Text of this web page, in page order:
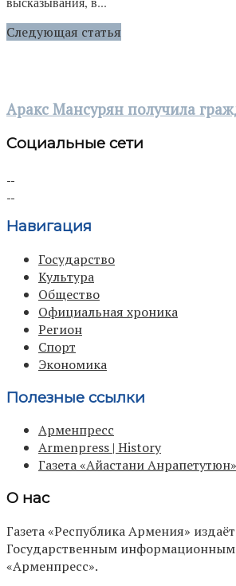
Следующая статья
Аракс Мансурян получила
Социальные сети
Навигация
Государство
Культура
Общество
Официальная хроника
Регион
Спорт
Экономика
Полезные ссылки
Арменпресс
Armenpress | History
Газета «Айастани Анрапетутюн»
О нас
Газета «Республика Армения»
Государственным информационным
«Арменпресс».